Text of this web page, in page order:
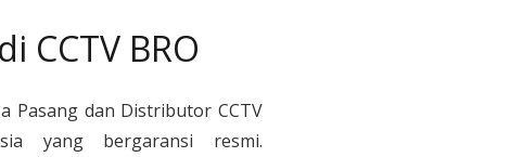
CCTV BRO
Pasang dan Distributor CCTV
yang bergaransi resmi.